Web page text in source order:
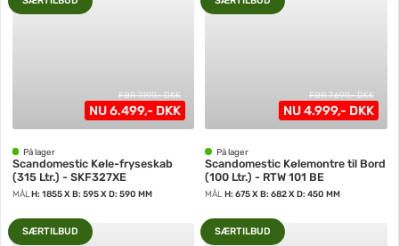
FØR 7.199,- DKK
NU 6.499,- DKK
På lager
Scandomestic Køle-fryseskab
(315 Ltr.) - SKF327XE
MÅL H: 1855 X B: 595 X D: 590 MM
FØR 7.699,- DKK
NU 4.999,- DKK
På lager
Scandomestic Kølemontre til Bord
(100 Ltr.) - RTW 101 BE
MÅL H: 675 X B: 682 X D: 450 MM
SÆRTILBUD SÆRTILBUD